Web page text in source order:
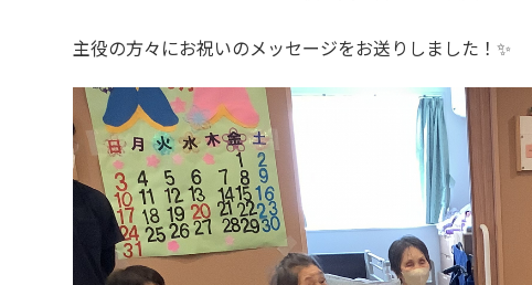
主役の方々にお祝いのメッセージをお送りしました！✨